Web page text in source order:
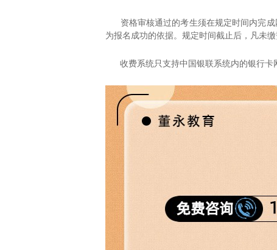
资格审核通过的考生须在规定时间内完
为报名成功的依据。规定时间截止后，凡未
收费系统只支持中国银联系统内的银行卡